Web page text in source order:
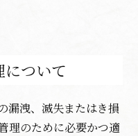
ついて
漏洩、滅失またはき損
理のために必要かつ適